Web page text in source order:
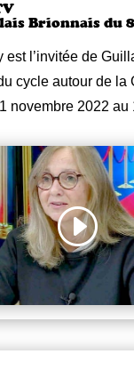
Brionnais du
est l’invitée de
cycle autour de la
novembre 2022 au